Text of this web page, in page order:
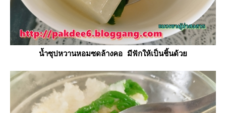
น้ำซุปหวานหอมซดล้างคอ มีฟักให้เป็นชิ้นด้ว